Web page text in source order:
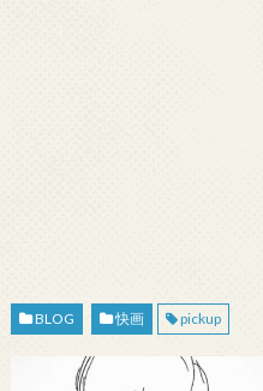
BLOG 快画 pickup